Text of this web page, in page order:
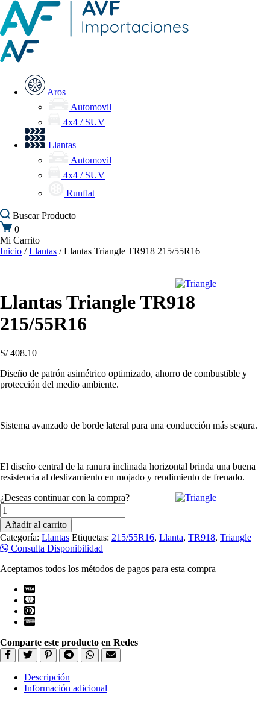
Aros
Automovil
4x4 / SUV
Llantas
Automovil
4x4 / SUV
Runflat
BuscarProducto
0
Mi Carrito
Inicio /Llantas / Llantas Triangle TR918 215/55R16
Llantas Triangle TR918
215/55R16
S/408.10
Diseño de patrón asimétrico optimizado, ahorro de combustible y
protección del medio ambiente.
Sistema avanzado de borde lateral para una conducción más segura.
El diseño central de la ranura inclinada horizontal brinda una buena
resistencia al deslizamiento en mojado y rendimiento de frenado.
¿Deseas continuar con la compra?
Llantas
Triangle
TR918
215/55R16
cantidad
Añadir al carrito
Categoría: Llantas Etiquetas: 215/55R16, Llanta, TR918, Triangle
Consulta Disponibilidad
Aceptamos todos los métodos de pagos para esta compra
Comparte este producto en Redes
Descripción
Información adicional